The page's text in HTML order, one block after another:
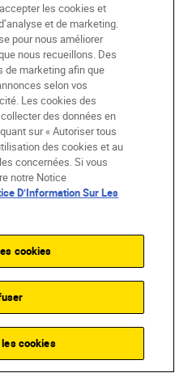
la
• Les bases
les cookies et
et de marketing.
pour nous améliorer
nous recueillons. Des
de marketing afin que
selon vos
Les cookies des
des données en
sur « Autoriser tous
des cookies et au
concernées. Si vous
notre Notice
D’Information Sur Les
cookies
cookies